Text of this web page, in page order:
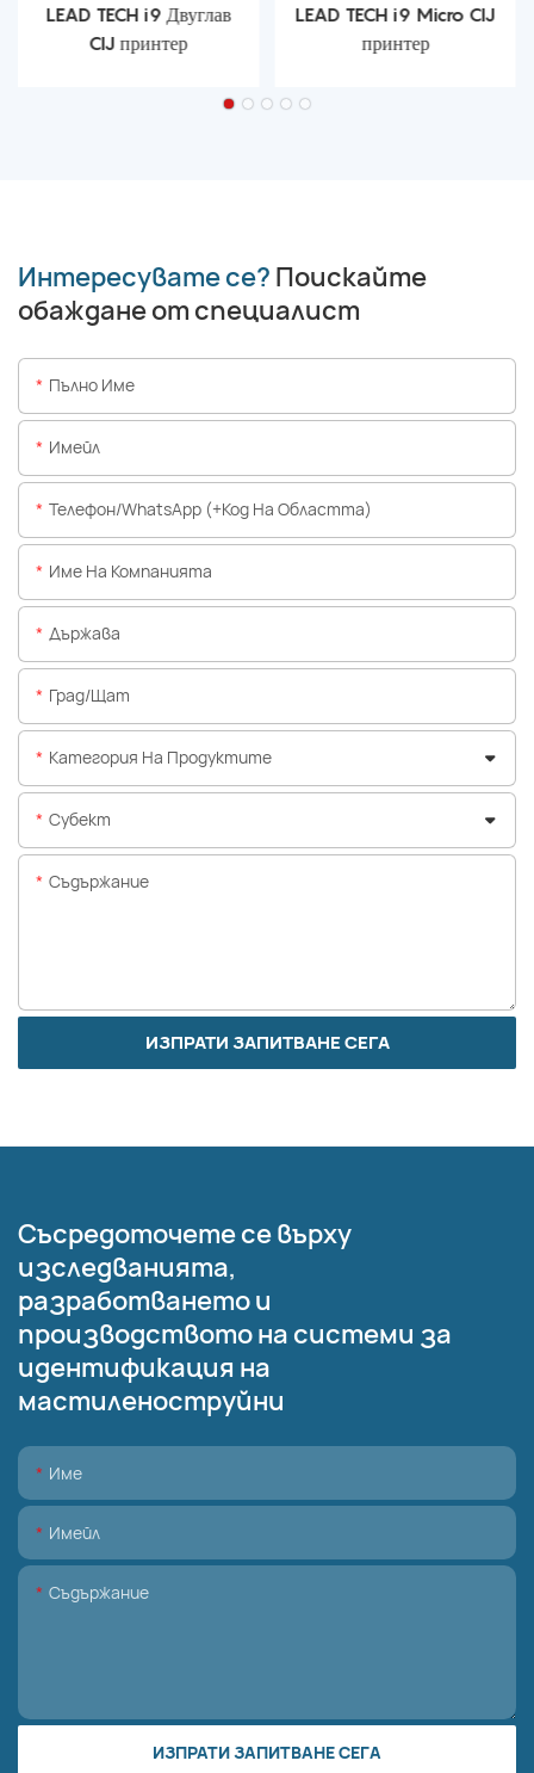
LEAD TECH i9 Двуглав
CIJ принтер
LEAD TECH i9 Micro CIJ
принтер
Интересувате се? Поискайте
обаждане от специалист
Пълно Име
Имейл
Телефон/WhatsApp (+Код На Областта)
Име На Компанията
Държава
Град/щат
Категория На Продуктите
Субект
Съдържание
ИЗПРАТИ ЗАПИТВАНЕ СЕГА
Съсредоточете се върху
изследванията,
разработването и
производството на системи за
идентификация на
мастиленоструйни
Име
Имейл
Съдържание
ИЗПРАТИ ЗАПИТВАНЕ СЕГА